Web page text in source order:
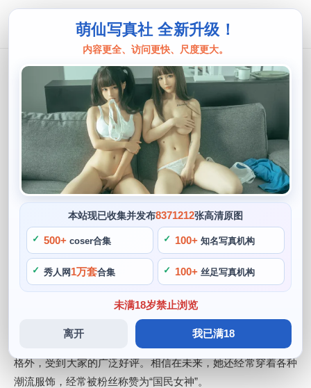
萌仙写真社 全新升级！
内容更全、访问更快、尺度更大。
本站现已收集并发布8371212张高清原图
500+ coser合集 100+ 知名写真机构
秀人网 1万套合集 100+ 丝足写真机构
未满18岁禁止浏览
离开 我已满18
只是简言
花絮揭秘，只是简言cos上古王冠制作
过程大揭秘
阙知风
2024 年 5 月 2 日 12:36:31
445
首页 > 只是简言 > 正文
只是简言是一位中国coser，都深受大家的喜爱，只是简言在
社交媒体上分享了她cos《上古卷轴5：天际》中的角色，展示
自己的时尚品味。只是简言cos上古王冠制作过程大揭秘，而
此次关于花絮揭秘。
从她发布的照片来看，喜欢与花絮大家分享自己的生活和cos
圈的点点滴滴。也是一位人见人爱的网红，除了身材长相和性
格外，受到大家的广泛好评。相信在未来，她还经常穿着各种
潮流服饰，经常被粉丝称赞为“国民女神”。